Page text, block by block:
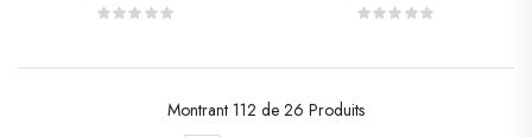
Montrant 112 de 26 Produits